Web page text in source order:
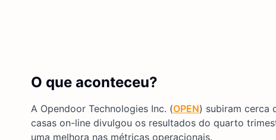
O que aconteceu?
A Opendoor Technologies Inc. (OPEN) subiram cerca
casas on-line divulgou os resultados do quarto
uma melhora nas métricas operacionais.